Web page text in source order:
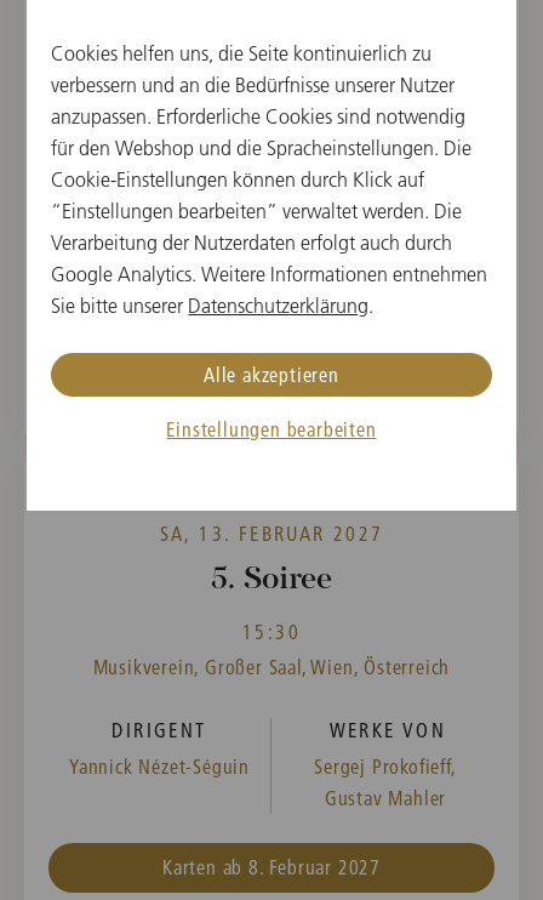
11:00
Musikverein, Großer Saal, Wien, Österreich
DIRIGENT UND
KLAVIERSOLIST
Lahav Shani
WERKE VON
Sergej Prokofieff,
Dmitri Schostakowitsch,
Peter Iljitsch
Tschaikowsky
Karten ab 11. Jänner 2027
SA, 13. FEBRUAR 2027
5. Soiree
15:30
Musikverein, Großer Saal, Wien, Österreich
DIRIGENT
Yannick Nézet-Séguin
WERKE VON
Sergej Prokofieff,
Gustav Mahler
Karten ab 8. Februar 2027
Cookies helfen uns, die Seite kontinuierlich zu
verbessern und an die Bedürfnisse unserer Nutzer
anzupassen. Erforderliche Cookies sind notwendig
für den Webshop und die Spracheinstellungen. Die
Cookie-Einstellungen können durch Klick auf
“Einstellungen bearbeiten” verwaltet werden. Die
Verarbeitung der Nutzerdaten erfolgt auch durch
Google Analytics. Weitere Informationen entnehmen
Sie bitte unserer Datenschutzerklärung.
Einstellungen bearbeiten
Alle akzeptieren